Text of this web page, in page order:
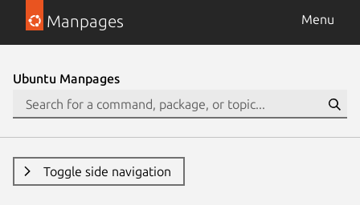
Manpages Menu
Ubuntu Manpages
Toggle side navigation